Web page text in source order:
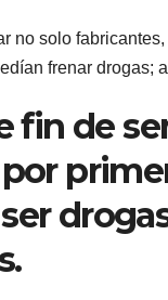
no solo
frenar drogas;
fin de